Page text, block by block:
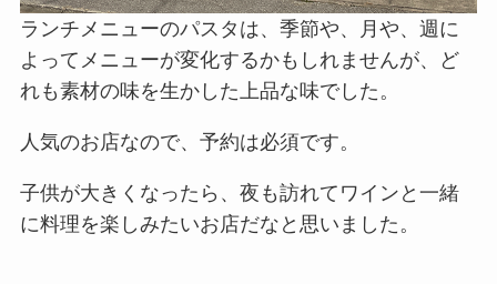
ランチメニューのパスタは、季節や、月や、週に
よってメニューが変化するかもしれませんが、ど
れも素材の味を生かした上品な味でした。
人気のお店なので、予約は必須です。
子供が大きくなったら、夜も訪れてワインと一緒
に料理を楽しみたいお店だなと思いました。